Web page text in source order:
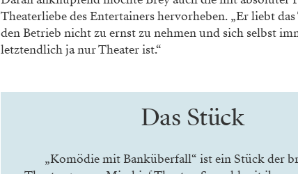
Theaterliebe desEntertainers hervorheben. „Er liebt das
denBetrieb nicht zu ernst zu nehmen und sich selbst
letztendlich ja nur Theater ist.“
Das Stück
„Komödie mit Banküberfall“ ist ein Stück der